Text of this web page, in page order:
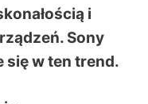
i
Sony
się w ten trend.